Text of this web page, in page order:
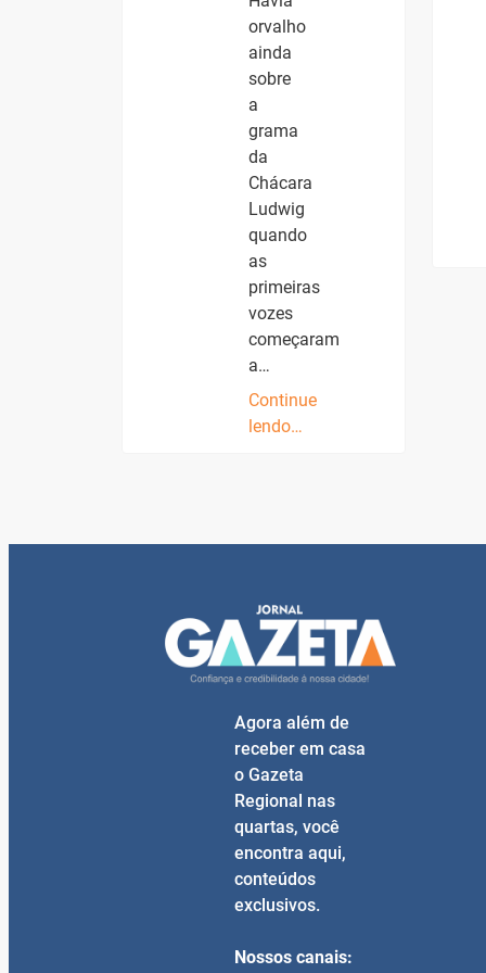
orvalho
ainda
sobre
a
grama
da
Chácara
Ludwig
quando
as
primeiras
vozes
começaram
a…
Continue
lendo…
Agora além de
receber em casa
o Gazeta
Regional nas
quartas, você
encontra aqui,
conteúdos
exclusivos.
Nossos canais: